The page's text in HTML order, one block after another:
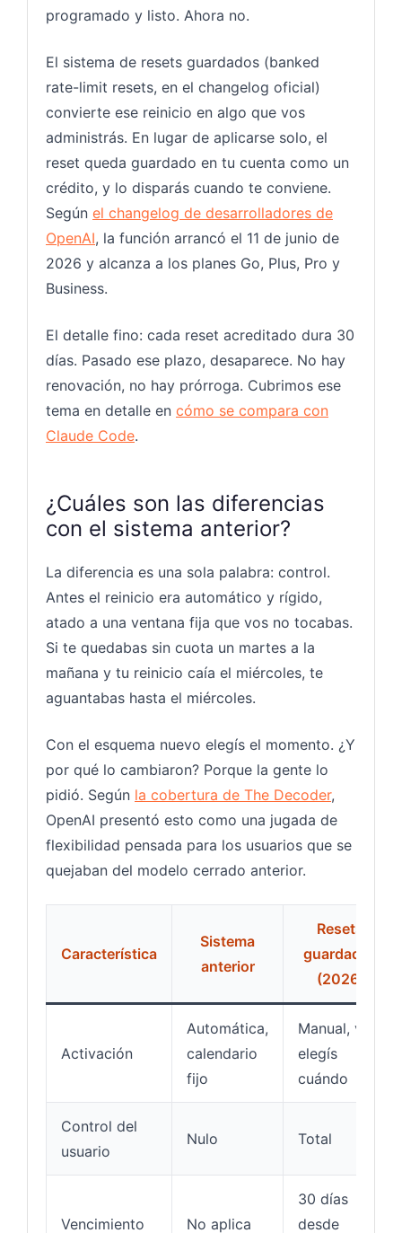
programado y listo. Ahora no.
El sistema de resets guardados (banked
rate-limit resets, en el changelog oficial)
convierte ese reinicio en algo que vos
administrás. En lugar de aplicarse solo, el
reset queda guardado en tu cuenta como un
crédito, y lo disparás cuando te conviene.
Según el changelog de desarrolladores de
OpenAI, la función arrancó el 11 de junio de
2026 y alcanza a los planes Go, Plus, Pro y
Business.
El detalle fino: cada reset acreditado dura 30
días. Pasado ese plazo, desaparece. No hay
renovación, no hay prórroga. Cubrimos ese
tema en detalle en cómo se compara con
Claude Code.
¿Cuáles son las diferencias
con el sistema anterior?
La diferencia es una sola palabra: control.
Antes el reinicio era automático y rígido,
atado a una ventana fija que vos no tocabas.
Si te quedabas sin cuota un martes a la
mañana y tu reinicio caía el miércoles, te
aguantabas hasta el miércoles.
Con el esquema nuevo elegís el momento. ¿Y
por qué lo cambiaron? Porque la gente lo
pidió. Según la cobertura de The Decoder,
OpenAI presentó esto como una jugada de
flexibilidad pensada para los usuarios que se
quejaban del modelo cerrado anterior.
Característica
Sistema
anterior
Resets
guardados
(2026)
Activación
Automática,
calendario
fijo
Manual, vos
elegís
cuándo
Control del
usuario
Nulo Total
Vencimiento No aplica
30 días
desde